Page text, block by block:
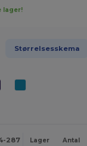
lager!
Størrelsesskema
287 288 + Mere
Lager Antal